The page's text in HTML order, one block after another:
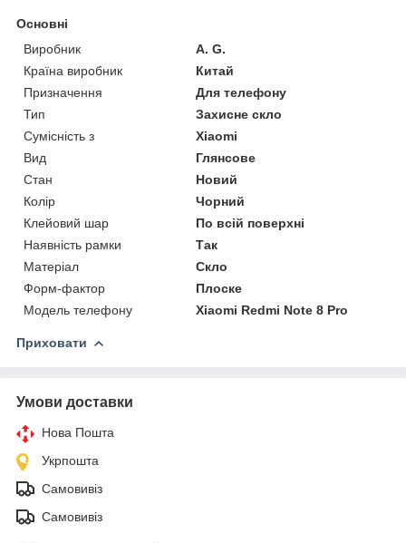
Основні
Виробник
A. G.
Країна виробник
Китай
Призначення
Для телефону
Тип
Захисне скло
Сумісність з
Xiaomi
Вид
Глянсове
Стан
Новий
Колір
Чорний
Клейовий шар
По всій поверхні
Наявність рамки
Так
Матеріал
Скло
Форм-фактор
Плоске
Модель телефону
Xiaomi Redmi Note 8 Pro
Приховати
Умови доставки
Нова Пошта
Укрпошта
Самовивіз
Самовивіз